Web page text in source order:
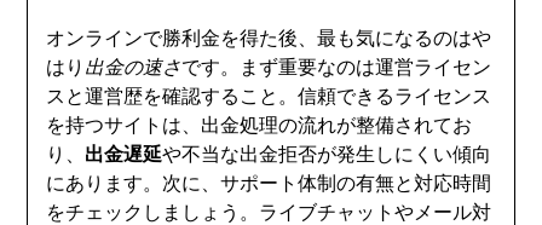
オンラインで勝利金を得た後、最も気になるのはや
はり 出金の速さです。まず重要なのは運営ライセン
スと運営歴を確認すること。信頼できるライセンス
を持つサイトは、出金処理の流れが整備されてお
り、 出金遅延や不当な出金拒否が発生しにくい傾向
にあります。次に、サポート体制の有無と対応時間
をチェックしましょう。ライブチャットやメール対